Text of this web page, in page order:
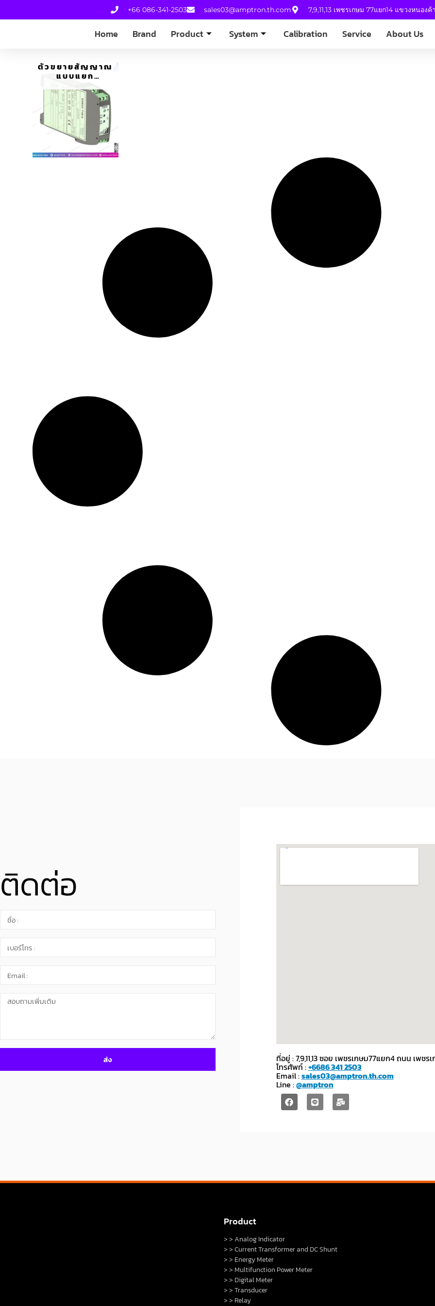
+66 086-341-2503 sales03@amptron.th.com 7,9,11,13 เพชรเกษม 77แยก14 แขวงหนอ
Home Brand Product System Calibration Service About Us
ตัวขยายสัญญาณ
แบบแยก
AMPLIFIER
UNIPOLAR/BIPO
LAR
ติดต่อ
ส่ง ที่อยู่ : 7,9,11,13 ซอย เพชรเกษม77แยก4 ถนน เพ
โทรศัพท์ :+6686 341 2503
Email :sales03@amptron.th.com
Line :@amptron
Product
> > Analog Indicator
> > Current Transformer and DC Shunt
> > Energy Meter
> > Multifunction Power Meter
> > Digital Meter
> > Transducer
> > Relay